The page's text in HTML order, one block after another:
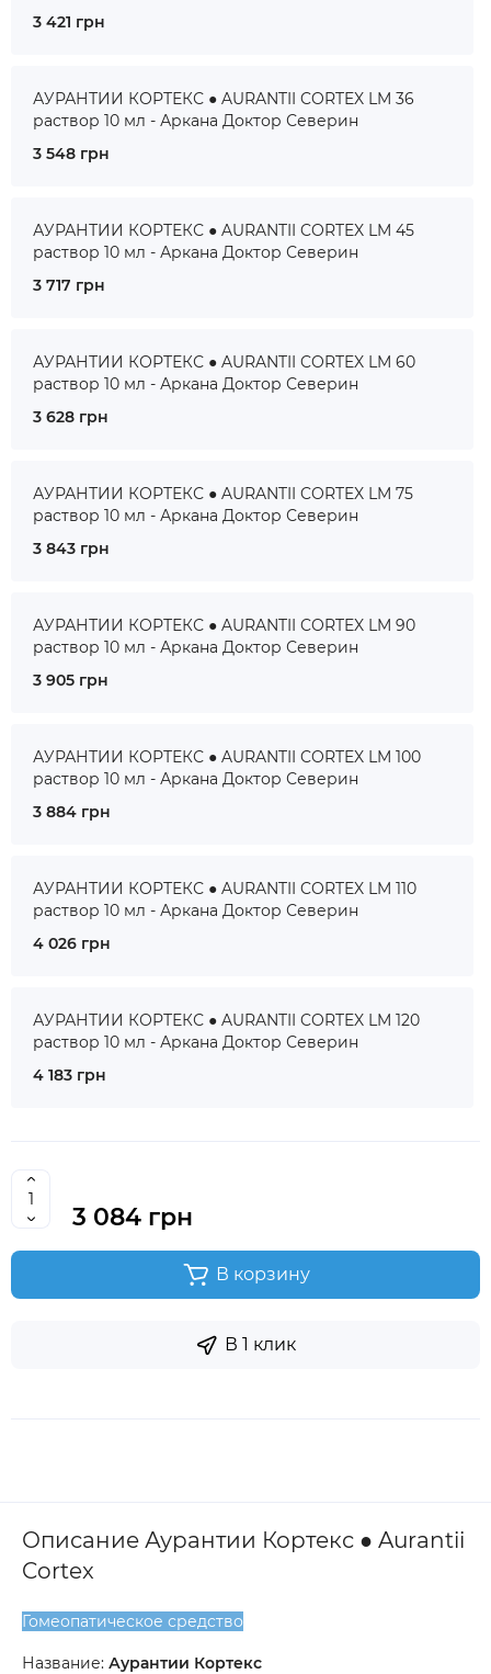
3 421 грн
АУРАНТИИ КОРТЕКС ● AURANTII CORTEX LM 36
раствор 10 мл - Аркана Доктор Северин
3 548 грн
АУРАНТИИ КОРТЕКС ● AURANTII CORTEX LM 45
раствор 10 мл - Аркана Доктор Северин
3 717 грн
АУРАНТИИ КОРТЕКС ● AURANTII CORTEX LM 60
раствор 10 мл - Аркана Доктор Северин
3 628 грн
АУРАНТИИ КОРТЕКС ● AURANTII CORTEX LM 75
раствор 10 мл - Аркана Доктор Северин
3 843 грн
АУРАНТИИ КОРТЕКС ● AURANTII CORTEX LM 90
раствор 10 мл - Аркана Доктор Северин
3 905 грн
АУРАНТИИ КОРТЕКС ● AURANTII CORTEX LM 100
раствор 10 мл - Аркана Доктор Северин
3 884 грн
АУРАНТИИ КОРТЕКС ● AURANTII CORTEX LM 110
раствор 10 мл - Аркана Доктор Северин
4 026 грн
АУРАНТИИ КОРТЕКС ● AURANTII CORTEX LM 120
раствор 10 мл - Аркана Доктор Северин
4 183 грн
3 084 грн
В корзину
В 1 клик
Описание Аурантии Кортекс ● Aurantii
Cortex
Гомеопатическое средство
Название: Аурантии Кортекс